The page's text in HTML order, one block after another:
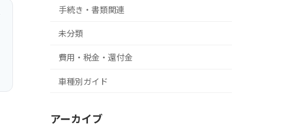
手続き・書類関連
未分類
費用・税金・還付金
車種別ガイド
アーカイブ